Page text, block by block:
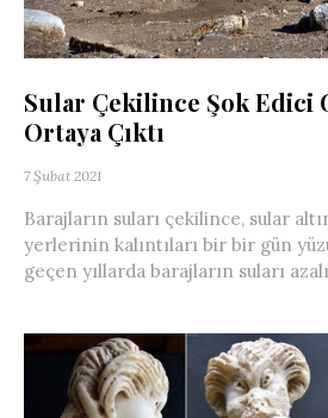
Sular Çekilince Şok
Ortaya Çıktı
7 Şubat 2021
Barajların suları çekilince, sular
yerlerinin kalıntıları bir bir gün
geçen yıllarda barajların suları